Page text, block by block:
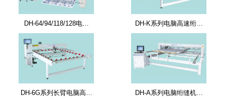
DH-64/94/118/128电… DH-K系列电脑高速绗…
DH-6G系列长臂电脑高… DH-A系列电脑绗缝机…